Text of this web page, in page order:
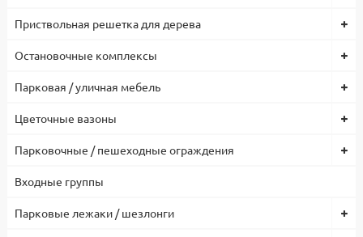
Приствольная решетка для дерева
Остановочные комплексы
Парковая / уличная мебель
Цветочные вазоны
Парковочные / пешеходные ограждения
Входные группы
Парковые лежаки / шезлонги